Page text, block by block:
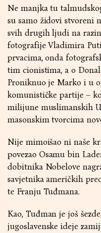
Ne manjka tu
su samo židovi stvoreni
svih drugih ljudi na
fotografije Vladimira
prvacima, onda
tim cionistima, a o
Proniknuo je Marko i u
komunističke partije –
milijune muslimanskih
masonskim tvorcima
Nije mimoišao ni naše
povezao Osamu bin
dobitnika Nobelove
savjetnika američkih
te Franju Tuđmana.
Kao, Tuđman je još
jugoslavenske ideje